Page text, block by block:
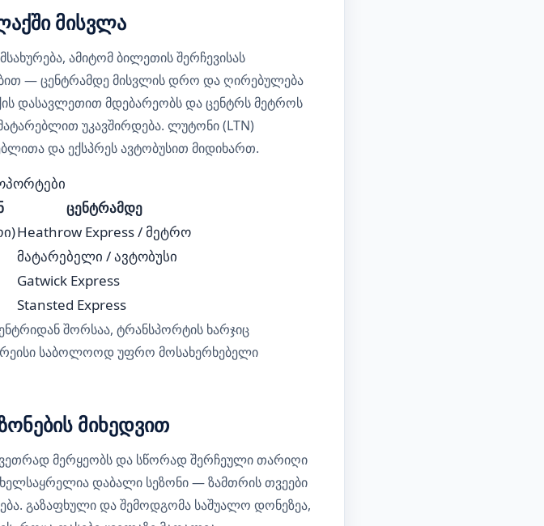
მისვლა
ამიტომ ბილეთის შერჩევისას
— ცენტრამდე მისვლის დრო და ღირებულება
დასავლეთით მდებარეობს და ცენტრს მეტროს
უკავშირდება. ლუტონი (LTN)
და ექსპრეს ავტობუსით მიდიხართ.
ცენტრამდე
Heathrow Express / მეტრო
მატარებელი / ავტობუსი
Gatwick Express
Stansted Express
შორსაა, ტრანსპორტის ხარჯიც
საბოლოოდ უფრო მოსახერხებელი
მიხედვით
მერყეობს და სწორად შერჩეული თარიღი
დაბალი სეზონი — ზამთრის თვეები
გაზაფხული და შემოდგომა საშუალო დონეზეა,